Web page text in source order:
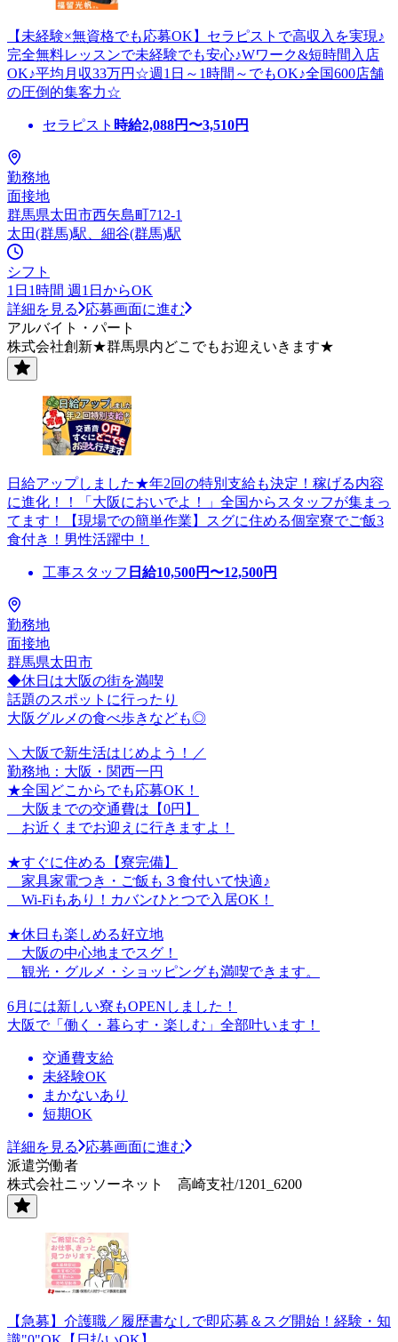
【未経験×無資格でも応募OK】セラピストで高収入を実現♪
完全無料レッスンで未経験でも安心♪Wワーク&短時間入店
OK♪平均月収33万円☆週1日～1時間～でもOK♪全国600店舗
の圧倒的集客力☆
セラピスト 時給2,088円〜3,510円
勤務地
面接地
群馬県太田市西矢島町712-1
太田(群馬)駅、細谷(群馬)駅
シフト
1日1時間 週1日からOK
詳細を見る
応募画面に進む
アルバイト・パート
株式会社創新★群馬県内どこでもお迎えいきます★
日給アップしました★年2回の特別支給も決定！稼げる内容
に進化！！「大阪においでよ！」全国からスタッフが集まっ
てます！【現場での簡単作業】スグに住める個室寮でご飯3
食付き！男性活躍中！
工事スタッフ 日給10,500円〜12,500円
勤務地
面接地
群馬県太田市
◆休日は大阪の街を満喫
話題のスポットに行ったり
大阪グルメの食べ歩きなども◎
＼大阪で新生活はじめよう！／
勤務地：大阪・関西一円
★全国どこからでも応募OK！
大阪までの交通費は【0円】
お近くまでお迎えに行きますよ！
★すぐに住める【寮完備】
家具家電つき・ご飯も３食付いて快適♪
Wi-Fiもあり！カバンひとつで入居OK！
★休日も楽しめる好立地
大阪の中心地までスグ！
観光・グルメ・ショッピングも満喫できます。
6月には新しい寮もOPENしました！
大阪で「働く・暮らす・楽しむ」全部叶います！
交通費支給
未経験OK
まかないあり
短期OK
詳細を見る
応募画面に進む
派遣労働者
株式会社ニッソーネット 高崎支社/1201_6200
【急募】介護職／履歴書なしで即応募＆スグ開始！経験・知